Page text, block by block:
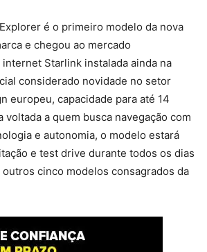
é o primeiro modelo da nova
e chegou ao mercado
Starlink instalada ainda na
considerado novidade no setor
europeu, capacidade para até 14
voltada a quem busca navegação com
e autonomia, o modelo estará
e test drive durante todos os dias
cinco modelos consagrados da